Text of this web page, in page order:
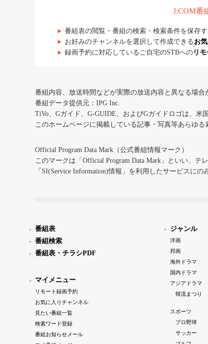
J:COM番
番組表の閲覧・番組の検索・検索条件を保存
お好みのチャンネルを選択して作成できる お
録画予約に対応しているご自宅のSTBへの リ
番組内容、放送時間などが実際の放送内容と異なる場合
番組データ提供元：IPG Inc.
TiVo、Gガイド、G-GUIDE、およびGガイドロゴは、米
このホームページに掲載している記事・写真等あらゆる
Official Program Data Mark（公式番組情報マーク）
このマークは「Official Program Data Mark」といい、テ
「SI(Service Information)情報」を利用したサービスにの
番組表
番組検索
番組表・チラシPDF
マイメニュー
リモート録画予約
お気に入りチャンネル
見たい番組一覧
検索ワード登録
番組お知らせメール
ジャンル
洋画
邦画
海外ドラマ
国内ドラマ
アジアドラマ
韓流まつり
スポーツ
プロ野球
サッカー